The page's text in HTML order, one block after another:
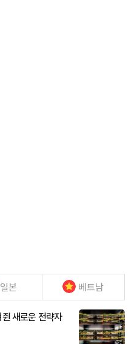
일본 베트남
새로운 전략자